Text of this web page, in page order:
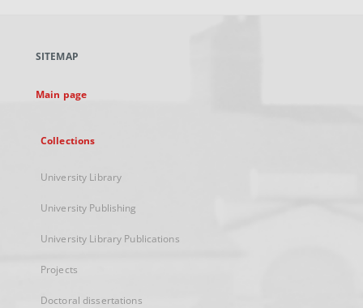
new
SITEMAP
Main page
Collections
University Library
University Publishing
University Library Publications
Projects
Doctoral dissertations